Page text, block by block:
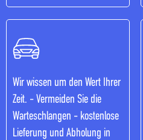
Wir wissen um den Wert Ihrer
Zeit. - Vermeiden Sie die
Warteschlangen - kostenlose
Lieferung und Abholung in